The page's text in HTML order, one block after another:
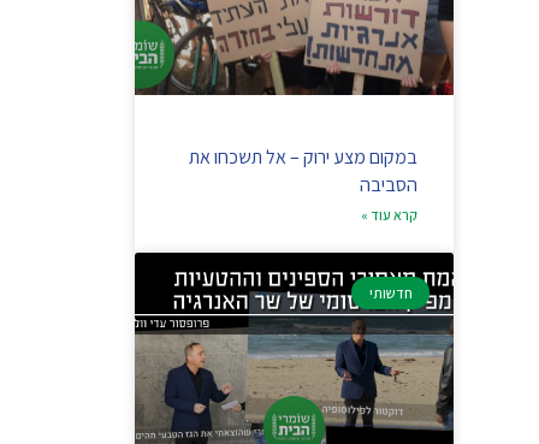
במקום מצע ירוק – אל תשכחו את
הסביבה
קרא עוד »
חדשותי